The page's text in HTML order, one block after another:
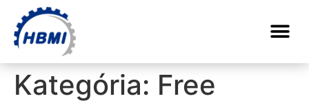
Kategória: Free